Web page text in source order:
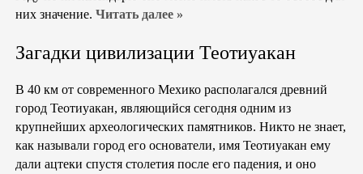
них значение. Читать далее »
Загадки цивилизации Теотиуакан
В 40 км от современного Мехико располагался древний
город Теотиуакан, являющийся сегодня одним из
крупнейших археологических памятников. Никто не знает,
как называли город его основатели, имя Теотиуакан ему
дали ацтеки спустя столетия после его падения, и оно